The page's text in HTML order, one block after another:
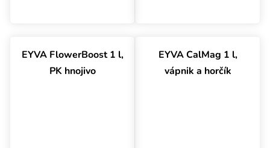
vhodný pre
systémy alebo ručné
EYVA FlowerBoost 1 l,
PK hnojivo
EYVA CalMag 1 l,
vápnik a horčík